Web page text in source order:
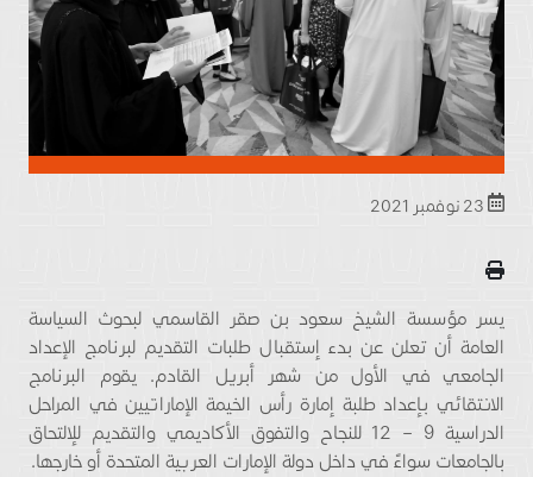
يسر مؤسسة الشيخ سعود بن صقر القاسمي لبحوث السياسة
العامة أن تعلن عن بدء إستقبال طلبات التقديم لبرنامج الإعداد
الجامعي في الأول من شهر أبريل القادم. يقوم البرنامج
الانتقائي بإعداد طلبة إمارة رأس الخيمة الإماراتيين في المراحل
الدراسية 9 – 12 للنجاح والتفوق الأكاديمي والتقديم للإلتحاق
بالجامعات سواءً في داخل دولة الإمارات العربية المتحدة أو خارجها.